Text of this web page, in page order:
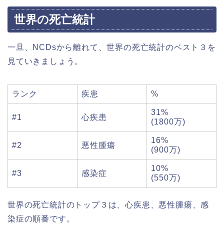
世界の死亡統計
一旦、NCDsから離れて、世界の死亡統計のベスト３を
見ていきましょう。
ランク 疾患 %
#1 心疾患
31%
(1800万)
#2 悪性腫瘍
16%
(900万)
#3 感染症
10%
(550万)
世界の死亡統計のトップ３は、心疾患、悪性腫瘍、感
染症の順番です。